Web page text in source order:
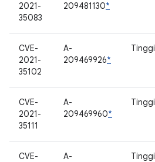
2021-
35083
209481130*
CVE-
2021-
35102
A-
209469926*
Tinggi
CVE-
2021-
35111
A-
209469960*
Tinggi
CVE-
A-
Tinggi